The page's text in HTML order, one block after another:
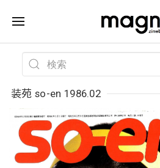
装苑 so-en 1986.02